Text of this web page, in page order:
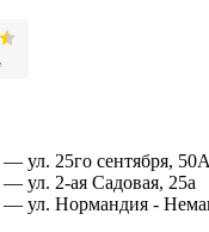
— ул. 25го сентября, 50А
— ул. 2-ая Садовая, 25а
— ул. Нормандия -